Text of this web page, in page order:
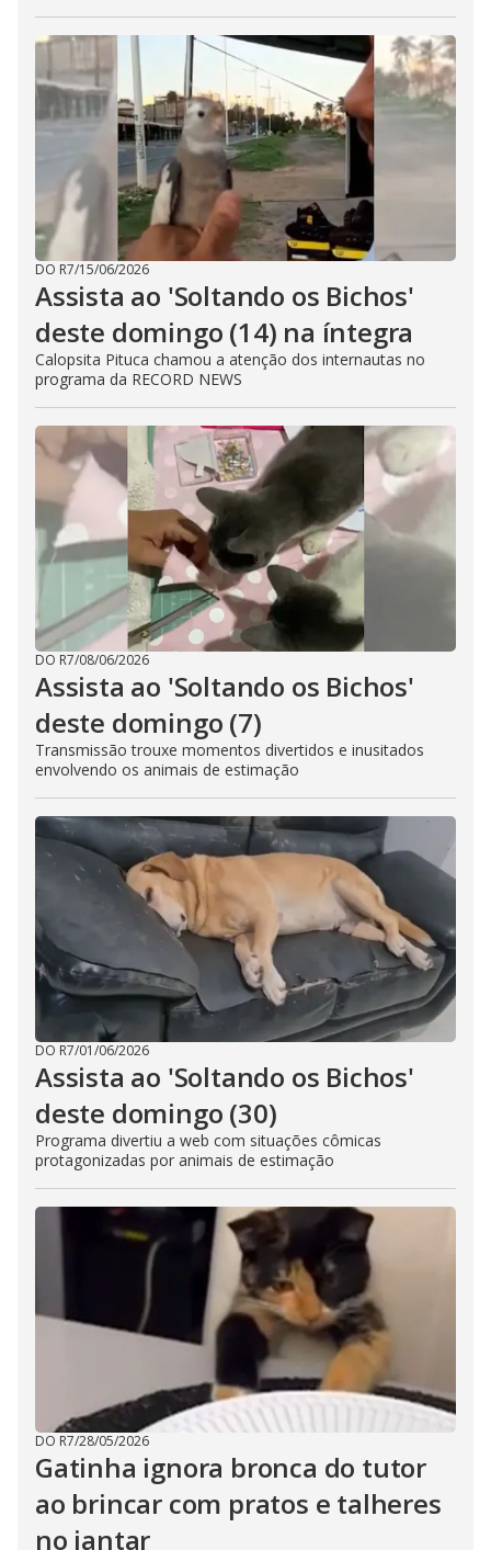
DO R7/15/06/2026
Assista ao 'Soltando os Bichos'
deste domingo (14) na íntegra
Calopsita Pituca chamou a atenção dos internautas no
programa da RECORD NEWS
DO R7/08/06/2026
Assista ao 'Soltando os Bichos'
deste domingo (7)
Transmissão trouxe momentos divertidos e inusitados
envolvendo os animais de estimação
DO R7/01/06/2026
Assista ao 'Soltando os Bichos'
deste domingo (30)
Programa divertiu a web com situações cômicas
protagonizadas por animais de estimação
DO R7/28/05/2026
Gatinha ignora bronca do tutor
ao brincar com pratos e talheres
no jantar